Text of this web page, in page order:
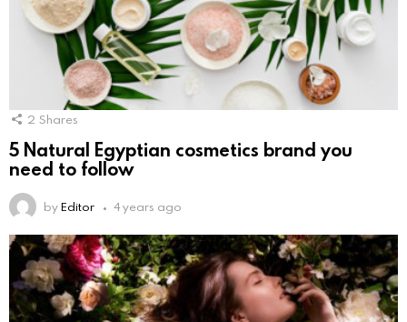
2 Shares
5 Natural Egyptian cosmetics brand you
need to follow
byEditor 4 years ago